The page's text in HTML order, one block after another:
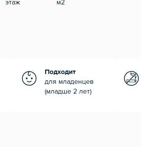
этаж м2
Подходит
для младенцев
(младше 2 лет)